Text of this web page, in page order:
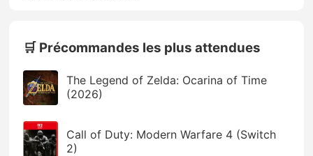
🛒 Précommandes les plus attendues
The Legend of Zelda: Ocarina of Time
(2026)
Call of Duty: Modern Warfare 4 (Switch
2)